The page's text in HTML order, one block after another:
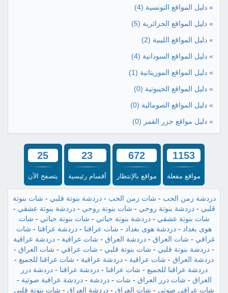
» دليل المواقع التونسية (4)
» دليل المواقع الجزائرية (5)
» دليل المواقع الليبية (2)
» دليل المواقع السودانية (4)
» دليل المواقع الموريتانية (1)
» دليل المواقع الجيبوتية (0)
» دليل المواقع الصومالية (0)
» دليل مواقع جزر القمر (0)
1153
مواقع مفعلة
672
مواقع بالإنتظار
23
أقسام رئيسية
25
يتصفح الآن
دردشة زمن الحب - شات زمن الحب -دردشة بنوتة قلبي - شات بنوتة
قلبي -دردشة بنوتة روحي - شات بنوتة روحي -دردشة بنوتة عشقي -
شات بنوتة عشقي -دردشة بنوتة حياتي - شات بنوتة حياتي - شات
هوى بغداد - دردشة هوى بغداد - شات عراقنا - دردشة عراقنا - شات
عراقي - شات العراق -دردشة العراق - شات عراقية -دردشة عراقية
- دردشة بنوتة قلبي - شات بنوتة قلبي - شات عراقي - شات العراق -
دردشة العراق - شات عراقية - دردشة عراقية - شات عراقنا للجميع -
دردشة عراقنا للجميع - شات عراقنا -دردشة عراقنا -دردشة درر
العراق - شات درر العراق - شات -دردشة -دردشة عراقية صوتية -
شات عراقي صوتي - شات العراق - دردشة العراق - شات بنوتة قلبي